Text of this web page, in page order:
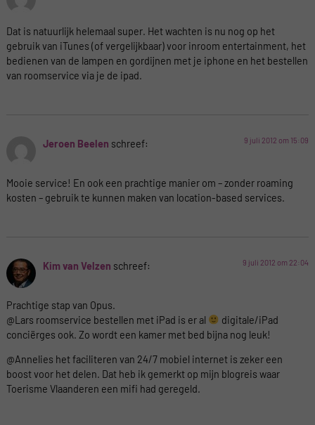
Dat is natuurlijk helemaal super. Het wachten is nu nog op het
gebruik van iTunes (of vergelijkbaar) voor inroom entertainment, het
bedienen van de lampen en gordijnen met je iphone en het bestellen
van roomservice via je de ipad.
Jeroen Beelen schreef: 9 juli 2012 om 15:09
Mooie service! En ook een prachtige manier om – zonder roaming
kosten – gebruik te kunnen maken van location-based services.
Kim van Velzen schreef: 9 juli 2012 om 22:04
Prachtige stap van Opus.
@Lars roomservice bestellen met iPad is er al
digitale/iPad
conciërges ook. Zo wordt een kamer met bed bijna nog leuk!
@Annelies het faciliteren van 24/7 mobiel internet is zeker een
boost voor het delen. Dat heb ik gemerkt op mijn blogreis waar
Toerisme Vlaanderen een mifi had geregeld.